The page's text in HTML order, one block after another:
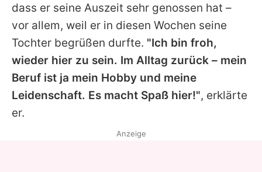
dass er seine Auszeit sehr genossen hat –
vor allem, weil er in diesen Wochen seine
Tochter begrüßen durfte. "Ich bin froh,
wieder hier zu sein. Im Alltag zurück – mein
Beruf ist ja mein Hobby und meine
Leidenschaft. Es macht Spaß hier!", erklärte
er.
Anzeige